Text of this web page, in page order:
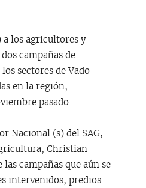
) a los agricultores y
campañas de
sectores de Vado
en la región,
pasado.
Nacional (s) del SAG,
Christian
campañas que aún se
intervenidos, predios